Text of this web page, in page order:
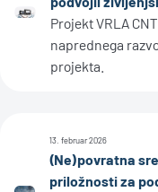
Projekt VRLA
naprednega
projekta.
13. februar 2026
(Ne)povratna
priložnosti za